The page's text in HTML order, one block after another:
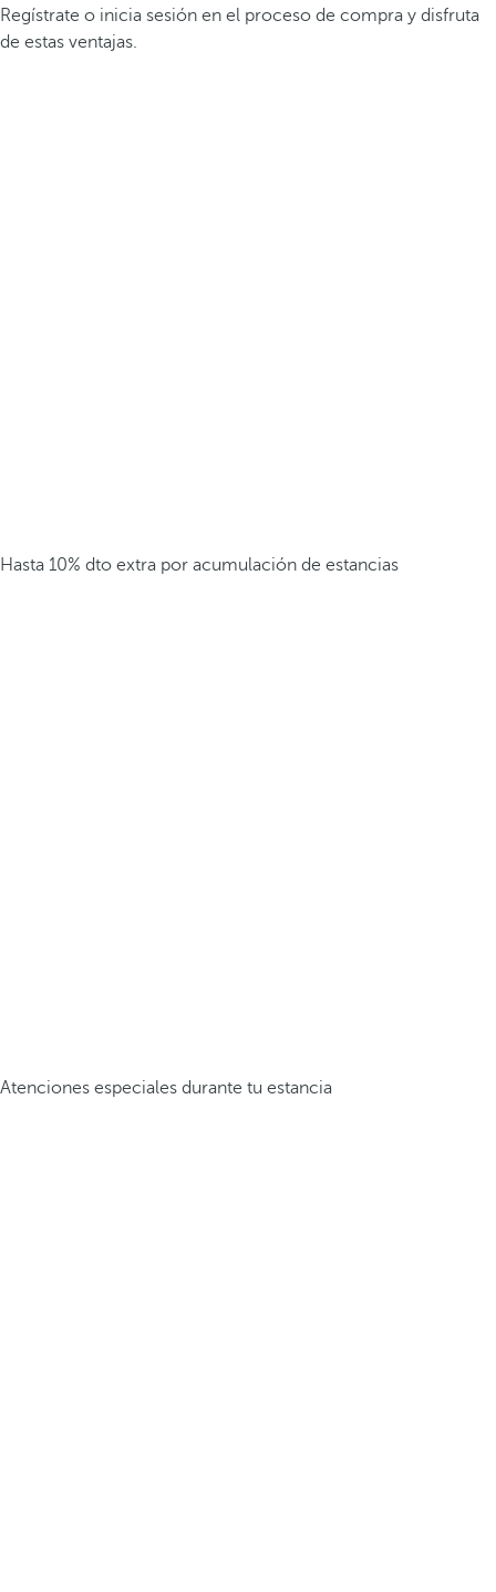
Regístrate o inicia sesión en el proceso de compra y disfruta
de estas ventajas.
Hasta 10% dto extra por acumulación de estancias
Atenciones especiales durante tu estancia